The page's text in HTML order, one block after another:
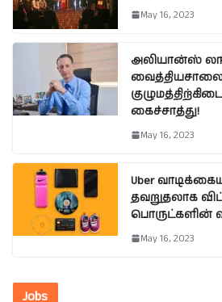
May 16, 2023
அலியான்ஸ்
கைச்சாத்து!
May 16, 2023
Uber
தவறுதலாக
பொருட்களின்
May 16, 2023
Jobs